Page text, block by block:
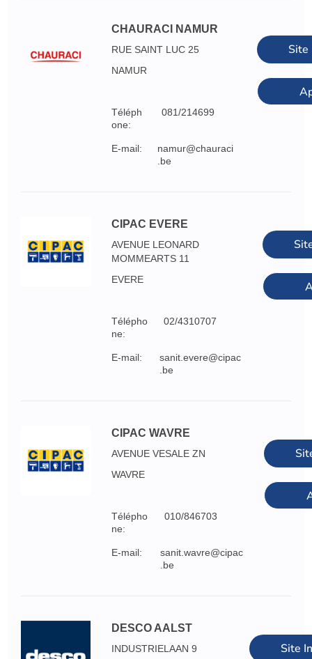
CHAURACI NAMUR
RUE SAINT LUC 25
NAMUR
Téléph
one:
081/214699
E-mail:
namur@chauraci
.be
Site
CIPAC EVERE
AVENUE LEONARD
MOMMEARTS 11
EVERE
Télépho
ne:
02/4310707
E-mail:
sanit.evere@cipac
.be
CIPAC WAVRE
AVENUE VESALE ZN
WAVRE
Télépho
ne:
010/846703
E-mail:
sanit.wavre@cipac
.be
DESCO AALST
INDUSTRIELAAN 9 Site